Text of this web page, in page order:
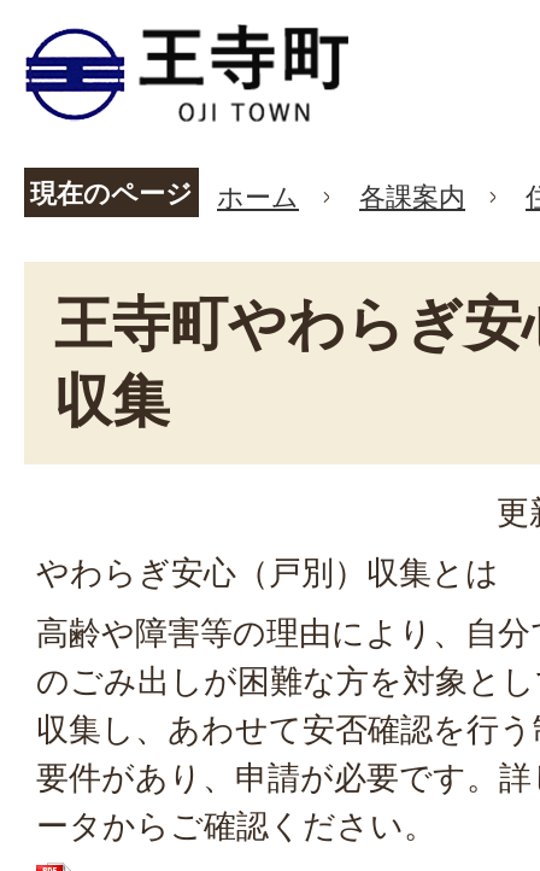
現在のページ ホーム 各課案内
王寺町やわらぎ安
収集
更
やわらぎ安心（戸別）収集とは
高齢や障害等の理由により、自
のごみ出しが困難な方を対象と
収集し、あわせて安否確認を行
要件があり、申請が必要です。
ータからご確認ください。